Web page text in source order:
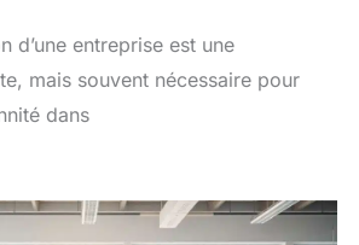
d’une entreprise est une
mais souvent nécessaire pour
dans